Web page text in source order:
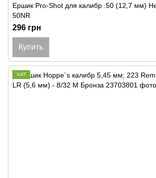
Ершик Pro-Shot для калибр .50 (12,7 мм)
50NR
296 грн
Купить
ХИТ